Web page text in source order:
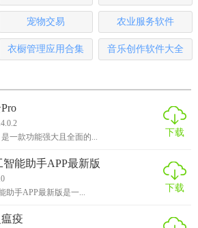
宠物交易 农业服务软件
衣橱管理应用合集 音乐创作软件大全
一款功能强大且全面的...
下载
智能助手APP最新版
助手APP最新版是一...
下载
疫